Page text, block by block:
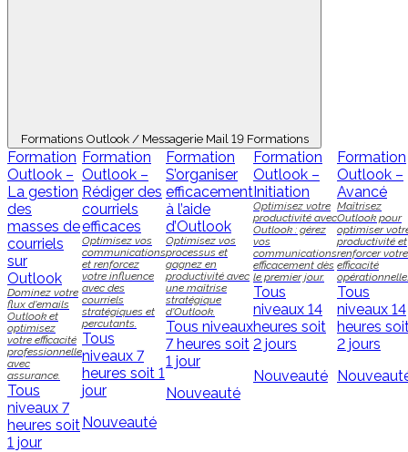
Formations Outlook / Messagerie Mail 19 Formations
Formation
Outlook –
La gestion
des
masses de
courriels
sur
Outlook
Dominez votre
flux d'emails
Outlook et
optimisez
votre efficacité
professionnelle
avec
assurance.
Tous
niveaux 7
heures soit
1 jour
Formation
Outlook –
Rédiger des
courriels
efficaces
Optimisez vos
communications
et renforcez
votre influence
avec des
courriels
stratégiques et
percutants.
Tous
niveaux 7
heures soit 1
jour
Nouveauté
Formation
S’organiser
efficacement
à l’aide
d’Outlook
Optimisez vos
processus et
gagnez en
productivité avec
une maîtrise
stratégique
d'Outlook.
Tous niveaux
7 heures soit
1 jour
Nouveauté
Formation
Outlook –
Initiation
Optimisez votre
productivité avec
Outlook : gérez
vos
communications
efficacement dès
le premier jour.
Tous
niveaux 14
heures soit
2 jours
Nouveauté
Formation
Outlook –
Avancé
Maîtrisez
Outlook pour
optimiser
productivité et
renforcer votre
efficacité
opérationnelle.
Tous
niveaux 14
heures
2 jours